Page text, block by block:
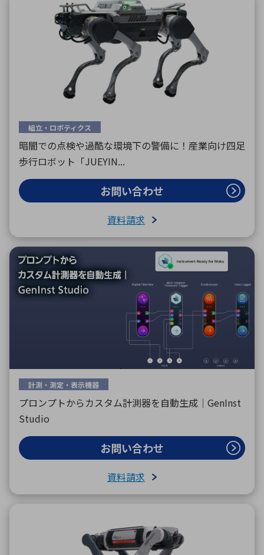
組立・ロボティクス
暗闇での点検や過酷な環境下の警備に！産業向け四足
歩行ロボット「JUEYIN...
お問い合わせ
資料請求
計測・測定・表示機器
プロンプトからカスタム計測器を自動生成｜GenInst
Studio
お問い合わせ
資料請求